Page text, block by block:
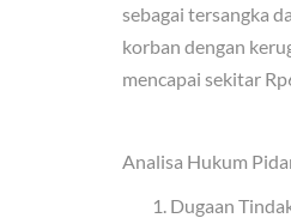
sebagai tersangka
korban dengan
mencapai sekitar
Analisa Hukum
Dugaan